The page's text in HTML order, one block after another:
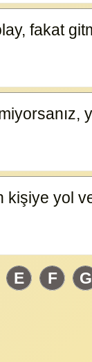
fakat
kişiye yol
E F G